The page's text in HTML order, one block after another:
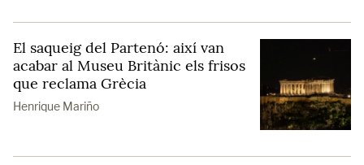
El saqueig del Partenó: així van
acabar al Museu Britànic els frisos
que reclama Grècia
Henrique Mariño